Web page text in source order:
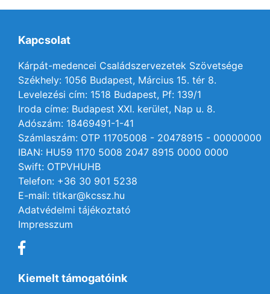
Kapcsolat
Kárpát-medencei Családszervezetek Szövetsége
Székhely: 1056 Budapest, Március 15. tér 8.
Levelezési cím: 1518 Budapest, Pf: 139/1
Iroda címe: Budapest XXI. kerület, Nap u. 8.
Adószám: 18469491-1-41
Számlaszám: OTP 11705008 - 20478915 - 00000000
IBAN: HU59 1170 5008 2047 8915 0000 0000
Swift: OTPVHUHB
Telefon: +36 30 901 5238
E-mail: titkar@kcssz.hu
Adatvédelmi tájékoztató
Impresszum
Kiemelt támogatóink